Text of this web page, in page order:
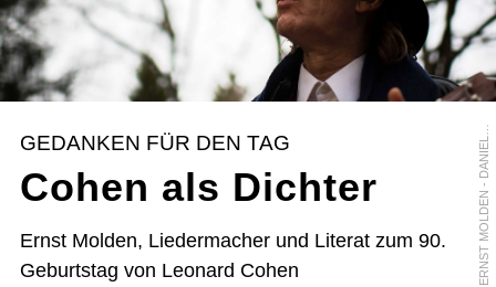
E
R
N
S
T
M
O
L
D
E
N
-
D
A
N
I
E
L
A
M
A
T
E
J
S
C
H
E
K
GEDANKEN FÜR DEN TAG
Cohen als Dichter
Ernst Molden, Liedermacher und Literat zum 90.
Geburtstag von Leonard Cohen